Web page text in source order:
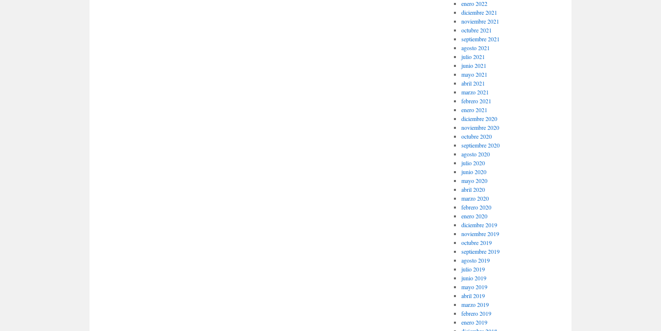
enero 2022
diciembre 2021
noviembre 2021
octubre 2021
septiembre 2021
agosto 2021
julio 2021
junio 2021
mayo 2021
abril 2021
marzo 2021
febrero 2021
enero 2021
diciembre 2020
noviembre 2020
octubre 2020
septiembre 2020
agosto 2020
julio 2020
junio 2020
mayo 2020
abril 2020
marzo 2020
febrero 2020
enero 2020
diciembre 2019
noviembre 2019
octubre 2019
septiembre 2019
agosto 2019
julio 2019
junio 2019
mayo 2019
abril 2019
marzo 2019
febrero 2019
enero 2019